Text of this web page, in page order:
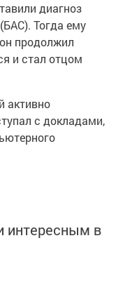
диагноз
Тогда ему
продолжил
и стал отцом
активно
с докладами,
интересным в